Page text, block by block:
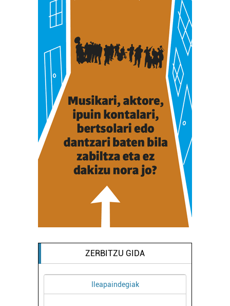
ZERBITZU GIDA
Ileapaindegiak